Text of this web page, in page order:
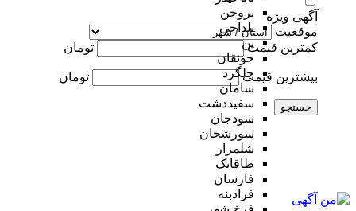
بروجن
بلداجی
بن
جونقان
چلگرد
سامان
سفیددشت
سودجان
سورشجان
شلمزار
طاقانک
فارسان
فرادبنه
آگهی ویژه
موقعیت
کمترین قیمت
تومان
بیشترین قیمت تومان
جستجو